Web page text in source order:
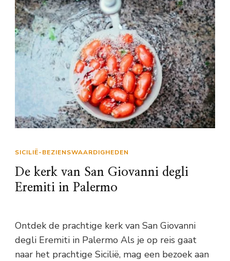
SICILIË-BEZIENSWAARDIGHEDEN
De kerk van San Giovanni degli
Eremiti in Palermo
Ontdek de prachtige kerk van San Giovanni
degli Eremiti in Palermo Als je op reis gaat
naar het prachtige Sicilië, mag een bezoek aan